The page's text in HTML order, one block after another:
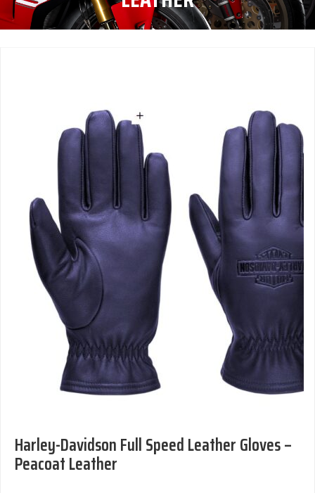
Harley-Davidson Full Speed Leather Gloves –
Peacoat Leather